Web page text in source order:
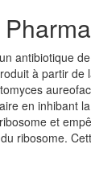
antibiotique
à partir de
en inhibant
et
ribosome.